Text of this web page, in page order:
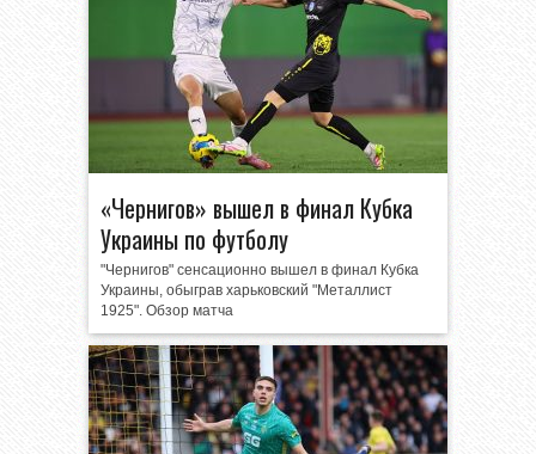
«Чернигов» вышел в финал Кубка
Украины по футболу
"Чернигов" сенсационно вышел в финал Кубка
Украины, обыграв харьковский "Металлист
1925". Обзор матча